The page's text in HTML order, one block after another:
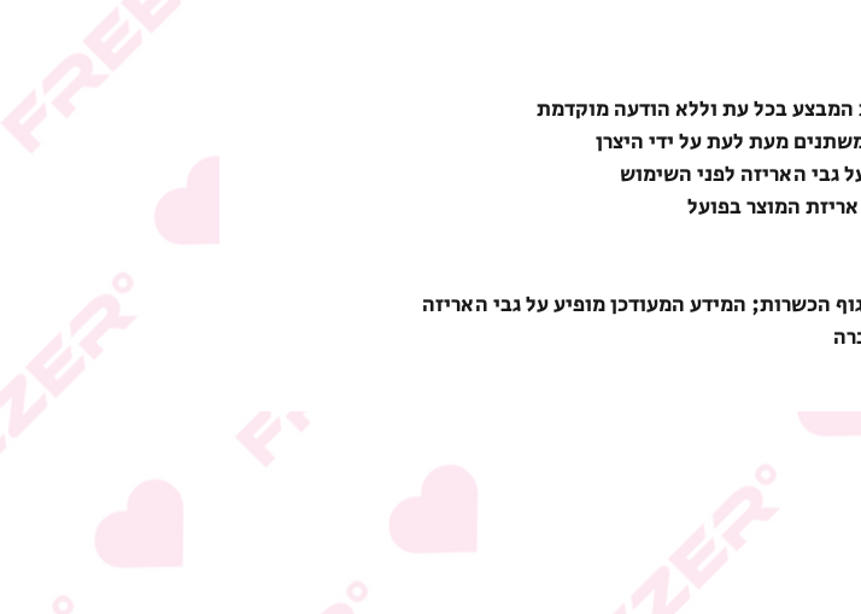
בכל עת וללא הודעה מוקדמת
מעת לעת על ידי היצרן
גבי האריזה לפני השימוש
המוצר בפועל
הכשרות; המידע המעודכן מופיע על גבי האריזה